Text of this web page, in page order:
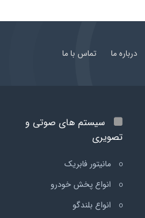
درباره ما تماس با ما
سیستم های صوتی و
تصویری
مانیتور فابریک
انواع پخش خودرو
انواع بلندگو